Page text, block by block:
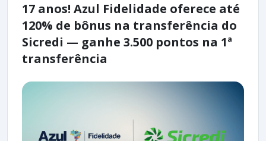
17 anos! Azul Fidelidade oferece até
120% de bônus na transferência do
Sicredi — ganhe 3.500 pontos na 1ª
transferência